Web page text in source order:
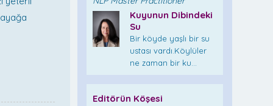
Kuyunun Dibindeki
Su
Bir köyde yaşlı bir su
ustası vardı.Köylüler
ne zaman bir ku...
Editörün Köşesi